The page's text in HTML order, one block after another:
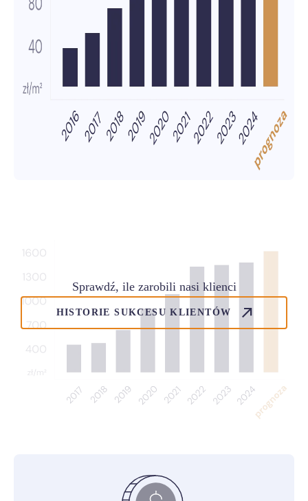
Sprawdź, ile zarobili nasi klienci
HISTORIE SUKCESU KLIENTÓW